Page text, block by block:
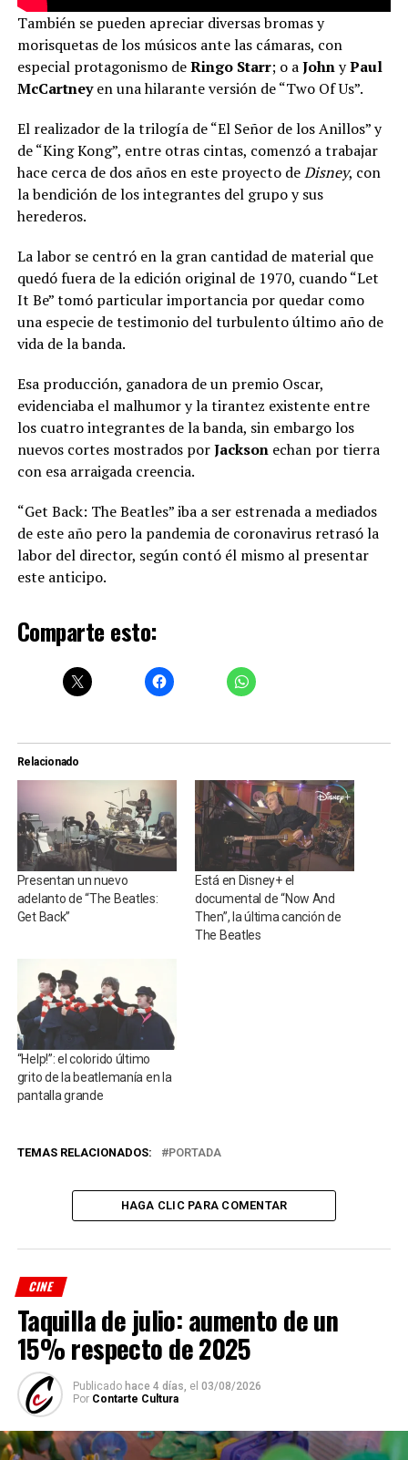
También se pueden apreciar diversas bromas y
morisquetas de los músicos ante las cámaras, con
especial protagonismo deRingo Starr; o aJohnyPaul
McCartneyen una hilarante versión de “Two Of Us”.
El realizador de la trilogía de “El Señor de los Anillos” y
de “King Kong”, entre otras cintas, comenzó a trabajar
hace cerca de dos años en este proyecto deDisney, con
la bendición de los integrantes del grupo y sus
herederos.
La labor se centró en la gran cantidad de material que
quedó fuera de la edición original de 1970, cuando “Let
It Be” tomó particular importancia por quedar como
una especie de testimonio del turbulento último año de
vida de la banda.
Esa producción, ganadora de un premio Oscar,
evidenciaba el malhumor y la tirantez existente entre
los cuatro integrantes de la banda, sin embargo los
nuevos cortes mostrados porJackson echan por tierra
con esa arraigada creencia.
“Get Back: The Beatles” iba a ser estrenada a mediados
de este año pero la pandemia de coronavirus retrasó la
labor del director, según contó él mismo al presentar
este anticipo.
Comparte esto:
Relacionado
Presentan un nuevo
adelanto de “The Beatles:
Get Back”
Está en Disney+ el
documental de “Now And
Then”, la última canción de
The Beatles
“Help!”: el colorido último
grito de la beatlemanía en la
pantalla grande
TEMAS RELACIONADOS: PORTADA
HAGA CLIC PARA COMENTAR
CINE
Taquilla de julio: aumento de un
15% respecto de 2025
Publicado hace 4 días, el 03/08/2026
Por Contarte Cultura